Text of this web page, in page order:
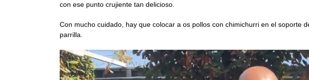
con ese punto crujiente tan delicioso.
Con mucho cuidado, hay que colocar a os pollos con chimichurri en el soporte
parrilla.